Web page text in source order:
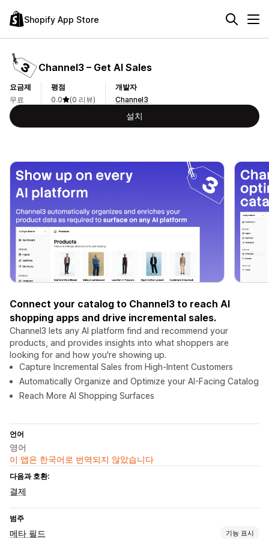
Shopify App Store
Channel3 – Get AI Sales
요금제
무료
평점
0.0
(0 리뷰)
개발자
Channel3
설치
Connect your catalog to Channel3 to reach AI
shopping apps and drive incremental sales.
Channel3 lets any AI platform find and recommend your
products, and provides insights into what shoppers are
looking for and how you're showing up.
Capture Incremental Sales from High-Intent Customers
Automatically Organize and Optimize your AI-Facing Catalog
Reach More AI Shopping Surfaces
언어
영어
이 앱은 한국어로 번역되지 않았습니다
다음과 호환:
결제
범주
메타 필드 기능 표시